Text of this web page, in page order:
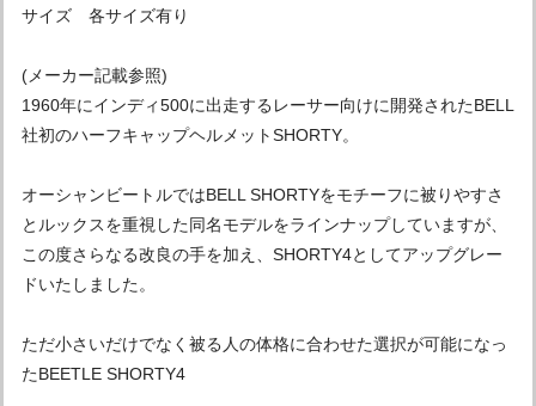
サイズ 各サイズ有り
(メーカー記載参照)
1960年にインディ500に出走するレーサー向けに開発されたBELL
社初のハーフキャップヘルメットSHORTY。
オーシャンビートルではBELL SHORTYをモチーフに被りやすさ
とルックスを重視した同名モデルをラインナップしていますが、
この度さらなる改良の手を加え、SHORTY4としてアップグレー
ドいたしました。
ただ小さいだけでなく被る人の体格に合わせた選択が可能になっ
たBEETLE SHORTY4